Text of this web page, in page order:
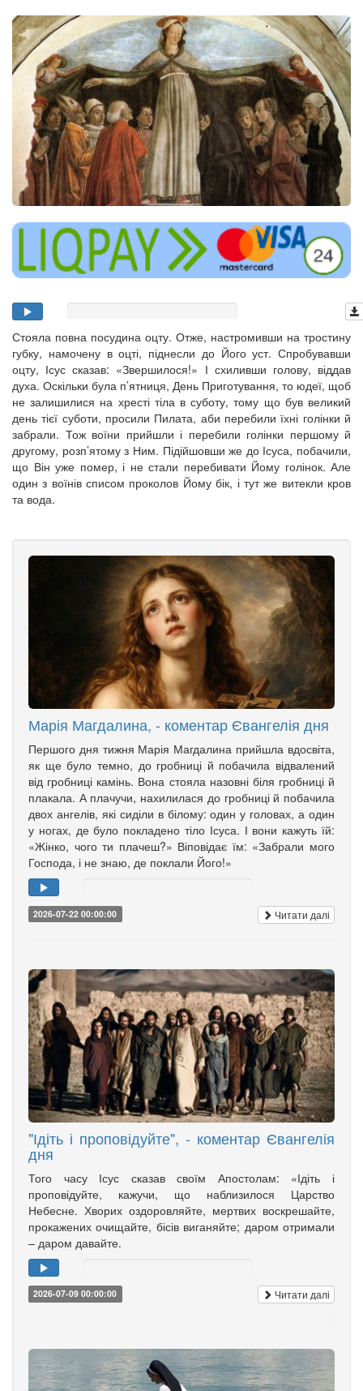
Стояла повна посудина оцту. Отже, настромивши на тростину
губку, намочену в оцті, піднесли до Його уст. Спробувавши
оцту, Ісус сказав: «Звершилося!» І схиливши голову, віддав
духа. Оскільки була п’ятниця, День Приготування, то юдеї, щоб
не залишилися на хресті тіла в суботу, тому що був великий
день тієї суботи, просили Пилата, аби перебили їхні голінки й
забрали. Тож воїни прийшли і перебили голінки першому й
другому, розп’ятому з Ним. Підійшовши же до Ісуса, побачили,
що Він уже помер, і не стали перебивати Йому голінок. Але
один з воїнів списом проколов Йому бік, і тут же витекли кров
та вода.
Марія Магдалина, - коментар Євангелія дня
Першого дня тижня Марія Магдалина прийшла вдосвіта,
як ще було темно, до гробниці й побачила відвалений
від гробниці камінь. Вона стояла назовні біля гробниці й
плакала. А плачучи, нахилилася до гробниці й побачила
двох ангелів, які сиділи в білому: один у головах, а один
у ногах, де було покладено тіло Ісуса. І вони кажуть їй:
«Жінко, чого ти плачеш?» Віповідає їм: «Забрали мого
Господа, і не знаю, де поклали Його!»
2026-07-22 00:00:00 Читати далі
"Ідіть і проповідуйте", - коментар Євангелія
дня
Того часу Ісус сказав своїм Апостолам: «Ідіть і
проповідуйте, кажучи, що наблизилося Царство
Небесне. Хворих оздоровляйте, мертвих воскрешайте,
прокажених очищайте, бісів виганяйте; даром отримали
– даром давайте.
2026-07-09 00:00:00 Читати далі